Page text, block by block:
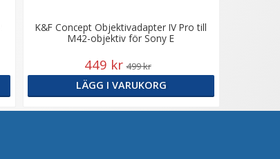
K&F Concept Objektivadapter IV Pro till
M42-objektiv för Sony E
449 kr 499 kr
LÄGG I VARUKORG